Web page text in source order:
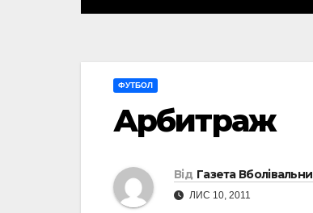
ФУТБОЛ
Арбитраж
Від Газета
ЛИС 10, 2011